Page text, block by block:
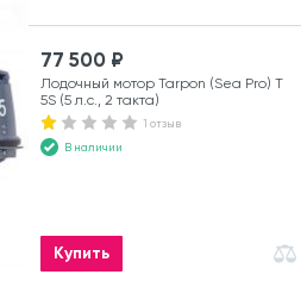
77 500 ₽
Лодочный мотор Tarpon (Sea Pro) Т
5S (5 л.с., 2 такта)
1 отзыв
В наличии
Купить